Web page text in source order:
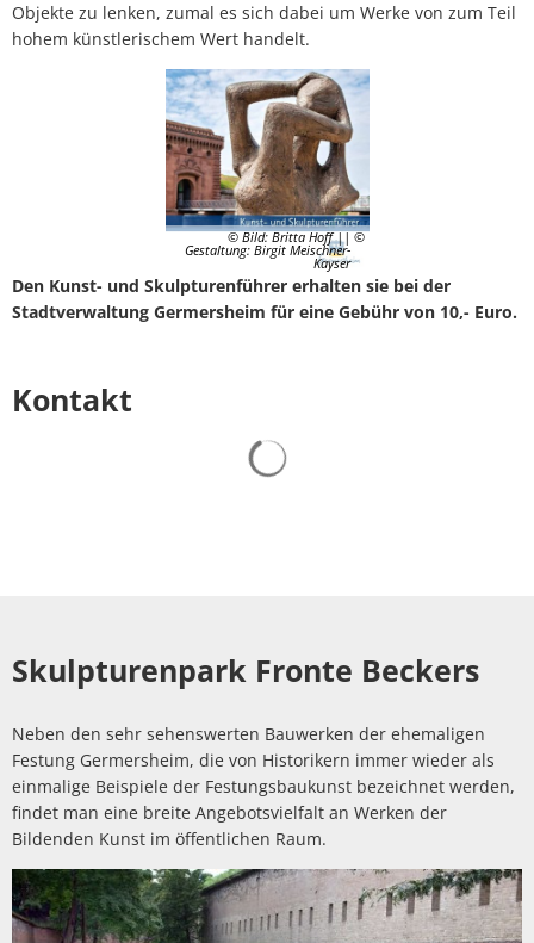
Objekte zu lenken, zumal es sich dabei um Werke von zum Teil
hohem künstlerischem Wert handelt.
© Bild: Britta Hoff ||
Gestaltung: Birgit Meischner-
Kayser
Den Kunst- und Skulpturenführer erhalten sie bei der
Stadtverwaltung Germersheim für eine Gebühr von 10,- Euro.
Kontakt
Skulpturenpark Fronte Beckers
Neben den sehr sehenswerten Bauwerken der ehemaligen
Festung Germersheim, die von Historikern immer wieder als
einmalige Beispiele der Festungsbaukunst bezeichnet werden,
findet man eine breite Angebotsvielfalt an Werken der
Bildenden Kunst im öffentlichen Raum.